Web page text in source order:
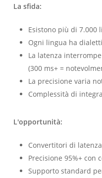
La sfida:
Esistono più di
Ogni lingua ha
La latenza
(300 ms+ =
La precisione varia
Complessità di
L'opportunità:
Convertitori di
Precisione 95%+ con
Supporto standard